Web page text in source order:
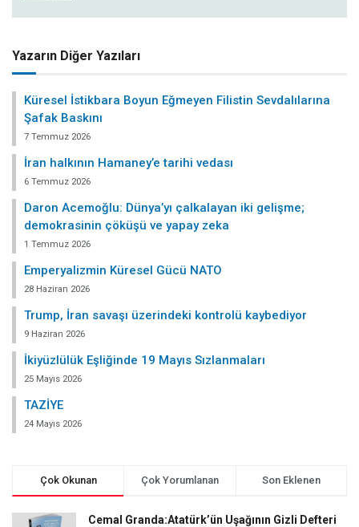
Yazarın Diğer Yazıları
Küresel İstikbara Boyun Eğmeyen Filistin Sevdalılarına
Şafak Baskını
7 Temmuz 2026
İran halkının Hamaney’e tarihi vedası
6 Temmuz 2026
Daron Acemoğlu: Dünya’yı çalkalayan iki gelişme;
demokrasinin çöküşü ve yapay zeka
1 Temmuz 2026
Emperyalizmin Küresel Gücü NATO
28 Haziran 2026
Trump, İran savaşı üzerindeki kontrolü kaybediyor
9 Haziran 2026
İkiyüzlülük Eşliğinde 19 Mayıs Sızlanmaları
25 Mayıs 2026
TAZİYE
24 Mayıs 2026
Çok Okunan Çok Yorumlanan Son Eklenen
Cemal Granda:Atatürk’ün Uşağının Gizli Defteri